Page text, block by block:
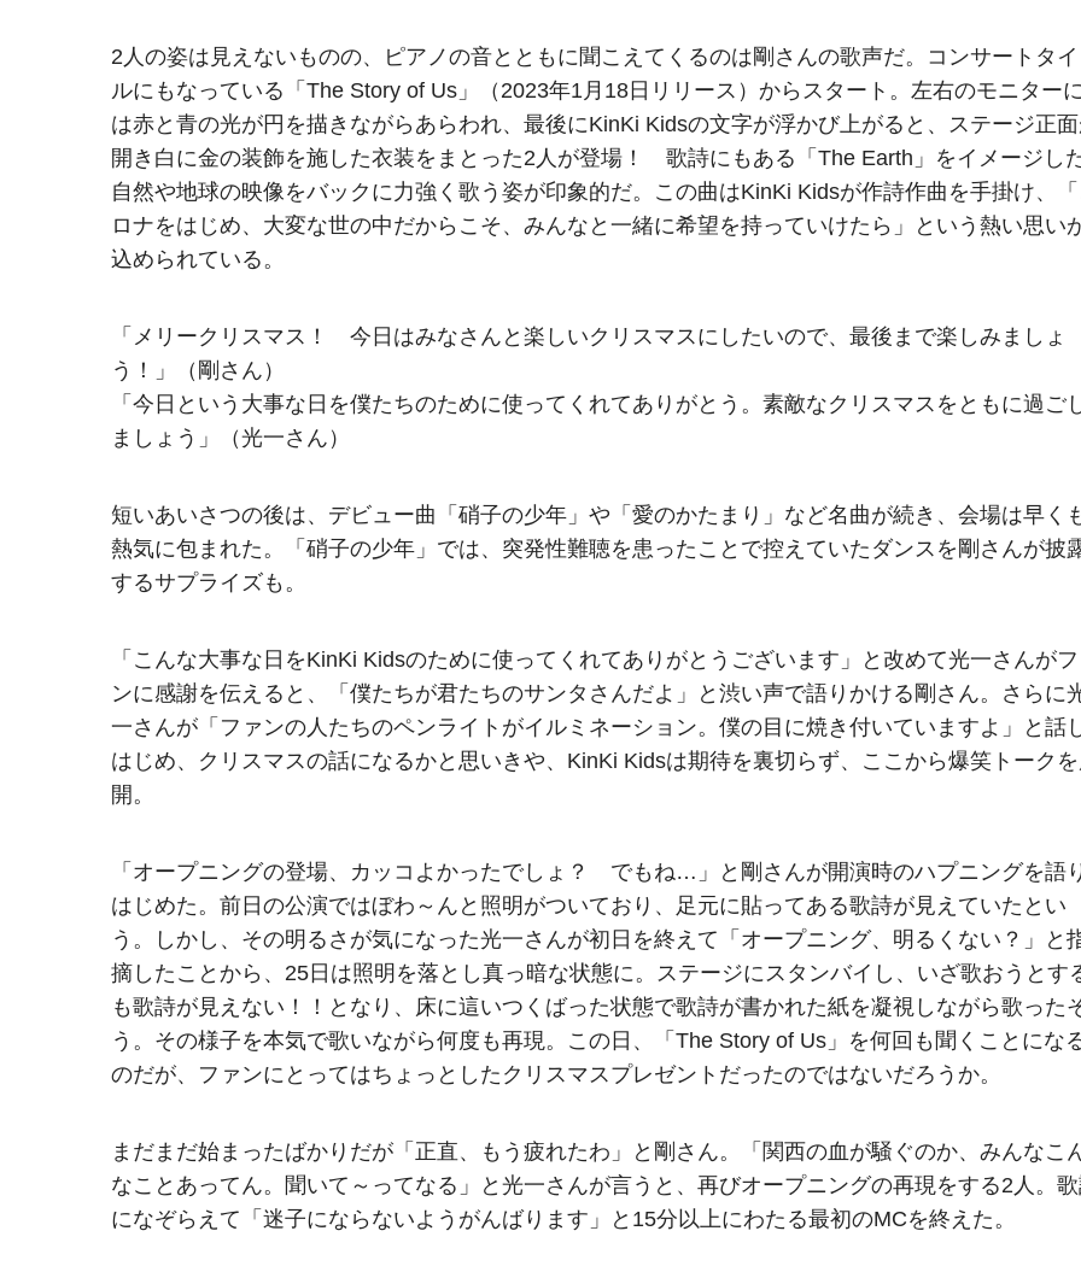
2人の姿は見えないものの、ピアノの音とともに聞こえてくるのは剛さんの歌声だ。コンサートタイ
ルにもなっている「The Story of Us」（2023年1月18日リリース）からスタート。左右のモニターに
は赤と青の光が円を描きながらあらわれ、最後にKinKi Kidsの文字が浮かび上がると、ステージ正
開き白に金の装飾を施した衣装をまとった2人が登場！ 歌詩にもある「The Earth」をイメージし
自然や地球の映像をバックに力強く歌う姿が印象的だ。この曲はKinKi Kidsが作詩作曲を手掛け、「
ロナをはじめ、大変な世の中だからこそ、みんなと一緒に希望を持っていけたら」という熱い思い
込められている。
「メリークリスマス！ 今日はみなさんと楽しいクリスマスにしたいので、最後まで楽しみましょ
う！」（剛さん）
「今日という大事な日を僕たちのために使ってくれてありがとう。素敵なクリスマスをともに過ご
ましょう」（光一さん）
短いあいさつの後は、デビュー曲「硝子の少年」や「愛のかたまり」など名曲が続き、会場は早く
熱気に包まれた。「硝子の少年」では、突発性難聴を患ったことで控えていたダンスを剛さんが披
するサプライズも。
「こんな大事な日をKinKi Kidsのために使ってくれてありがとうございます」と改めて光一さんがフ
ンに感謝を伝えると、「僕たちが君たちのサンタさんだよ」と渋い声で語りかける剛さん。さらに
一さんが「ファンの人たちのペンライトがイルミネーション。僕の目に焼き付いていますよ」と話
はじめ、クリスマスの話になるかと思いきや、KinKi Kidsは期待を裏切らず、ここから爆笑トーク
開。
「オープニングの登場、カッコよかったでしょ？ でもね…」と剛さんが開演時のハプニングを語
はじめた。前日の公演ではぼわ～んと照明がついており、足元に貼ってある歌詩が見えていたとい
う。しかし、その明るさが気になった光一さんが初日を終えて「オープニング、明るくない？」と
摘したことから、25日は照明を落とし真っ暗な状態に。ステージにスタンバイし、いざ歌おうとす
も歌詩が見えない！！となり、床に這いつくばった状態で歌詩が書かれた紙を凝視しながら歌った
う。その様子を本気で歌いながら何度も再現。この日、「The Story of Us」を何回も聞くことにな
のだが、ファンにとってはちょっとしたクリスマスプレゼントだったのではないだろうか。
まだまだ始まったばかりだが「正直、もう疲れたわ」と剛さん。「関西の血が騒ぐのか、みんなこ
なことあってん。聞いて～ってなる」と光一さんが言うと、再びオープニングの再現をする2人。
になぞらえて「迷子にならないようがんばります」と15分以上にわたる最初のMCを終えた。